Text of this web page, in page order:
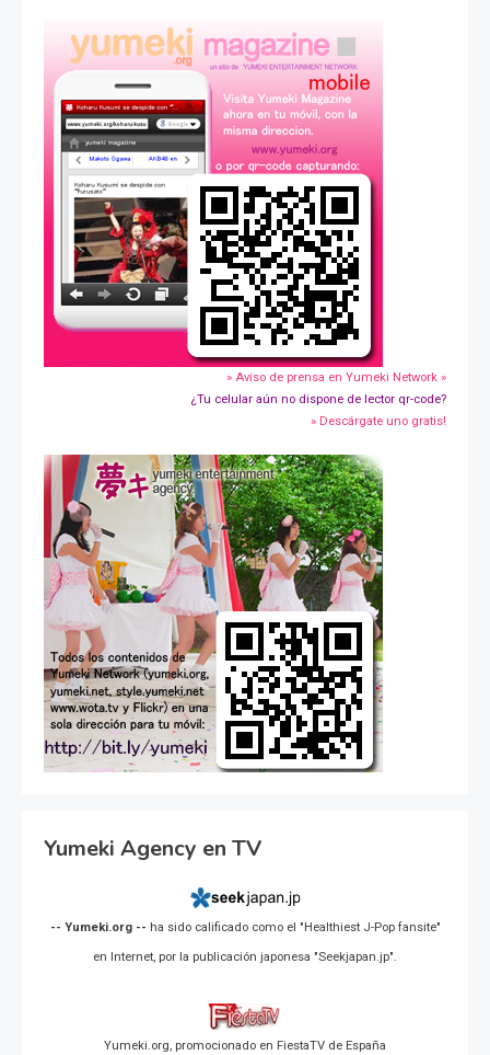
» Aviso de prensa en Yumeki Network »
¿Tu celular aún no dispone de lector qr-code?
» Descárgate uno gratis!
Yumeki Agency en TV
-- Yumeki.org -- ha sido calificado como el "Healthiest J-Pop fansite"
en Internet, por la publicación japonesa "Seekjapan.jp".
Yumeki.org, promocionado en FiestaTV de España